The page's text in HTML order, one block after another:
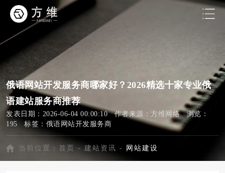
俄语网站开发服务商哪家好？2026精选十家专业俄
语建站服务商推荐
发表日期：2026-06-04 00:00:10 作者来源：方维网络 浏览：
195 标签： 俄语网站开发服务商
当前位置： 首页 - 建站资讯 - 网站建设